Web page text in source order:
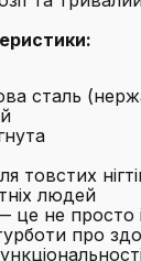
сталь
товстих
людей
це не просто
турботи про